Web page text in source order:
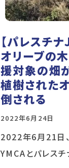
【パレスチ
オリーブの
援対象の畑
植樹された
倒される
2022年6月24日
2022年6月21日
YMCAとパレスチ